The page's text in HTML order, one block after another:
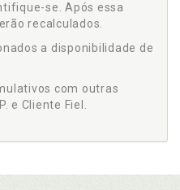
se. Após essa
recalculados.
a disponibilidade de
com outras
e Cliente Fiel.